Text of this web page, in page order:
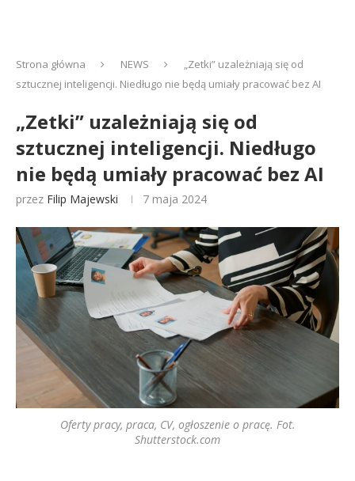
Strona główna NEWS
„Zetki” uzależniają się od
sztucznej inteligencji. Niedługo nie będą umiały pracować bez AI
„Zetki” uzależniają się od
sztucznej inteligencji. Niedługo
nie będą umiały pracować bez AI
przez Filip Majewski 7 maja 2024
Oferty pracy, praca, CV, ogłoszenie o pracę. Fot.
Shutterstock.com